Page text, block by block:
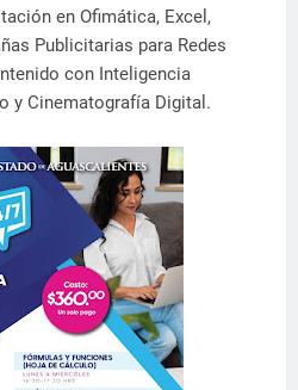
en Ofimática, Excel,
Publicitarias para Redes
con Inteligencia
y Cinematografía Digital.